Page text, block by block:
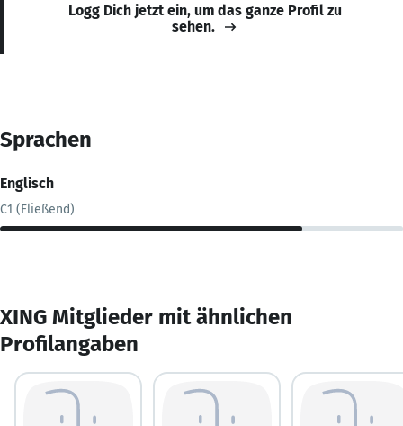
Logg Dich jetzt ein, um das ganze Profil zu
sehen.
Sprachen
Englisch
C1 (Fließend)
XING Mitglieder mit ähnlichen
Profilangaben